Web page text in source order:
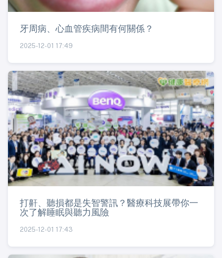
牙周病、心血管疾病間有何關係？
2025-12-01 17:49
打鼾、聽損都是失智警訊？醫療科技展帶你一
次了解睡眠與聽力風險
2025-12-01 17:43